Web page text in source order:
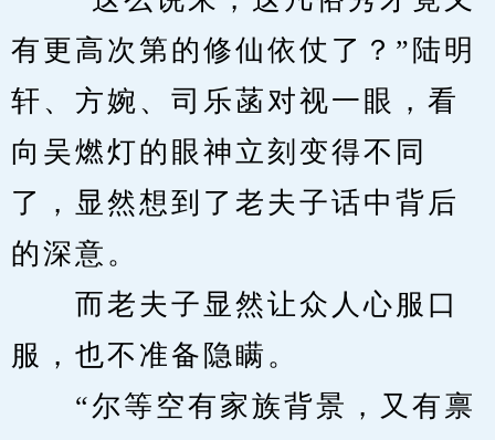
有更高次第的修仙依仗了？”陆明
轩、方婉、司乐菡对视一眼，看
向吴燃灯的眼神立刻变得不同
了，显然想到了老夫子话中背后
的深意。
而老夫子显然让众人心服口
服，也不准备隐瞒。
“尔等空有家族背景，又有禀